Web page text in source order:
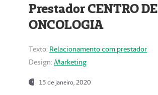
Prestador CENTRO DE
ONCOLOGIA
Texto: Relacionamento com prestador
Design: Marketing
15 de janeiro, 2020